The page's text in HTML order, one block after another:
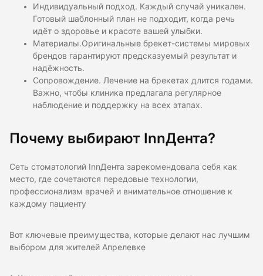
Индивидуальный подход. Каждый случай уникален.
Готовый шаблонный план не подходит, когда речь
идёт о здоровье и красоте вашей улыбки.
Материалы.Оригинальные брекет-системы мировых
брендов гарантируют предсказуемый результат и
надёжность.
Сопровождение. Лечение на брекетах длится годами.
Важно, чтобы клиника предлагала регулярное
наблюдение и поддержку на всех этапах.
Почему выбирают InnДента?
Cеть стоматологий InnДента зарекомендовала себя как
место, где сочетаются передовые технологии,
профессионализм врачей и внимательное отношение к
каждому пациенту
Вот ключевые преимущества, которые делают нас лучшим
выбором для жителей Апрелевке